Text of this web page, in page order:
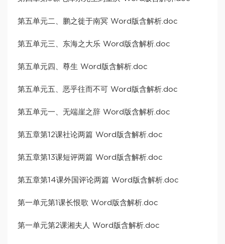
第五单元二、鹏之徙于南冥 Word版含解析.doc
第五单元三、东海之大乐 Word版含解析.doc
第五单元四、尊生 Word版含解析.doc
第五单元五、恶乎往而不可 Word版含解析.doc
第五单元一、无端崖之辞 Word版含解析.doc
第五章第12课社论两篇 Word版含解析.doc
第五章第13课短评两篇 Word版含解析.doc
第五章第14课外国评论两篇 Word版含解析.doc
第一单元第1课长恨歌 Word版含解析.doc
第一单元第2课湘夫人 Word版含解析.doc